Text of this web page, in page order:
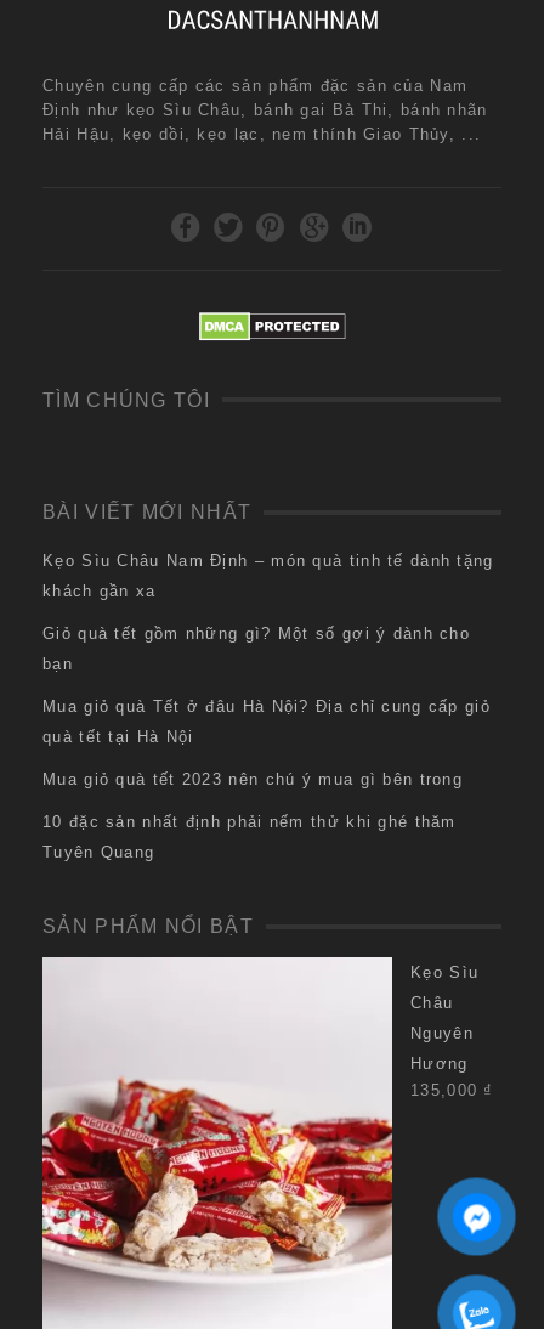
Chuyên cung cấp các sản phẩm đặc sản của Nam
Định như kẹo Sìu Châu, bánh gai Bà Thi, bánh nhãn
Hải Hậu, kẹo dồi, kẹo lạc, nem thính Giao Thủy, ...
TÌM CHÚNG TÔI
BÀI VIẾT MỚI NHẤT
Kẹo Sìu Châu Nam Định – món quà tinh tế dành tặng
khách gần xa
Giỏ quà tết gồm những gì? Một số gợi ý dành cho
bạn
Mua giỏ quà Tết ở đâu Hà Nội? Địa chỉ cung cấp giỏ
quà tết tại Hà Nội
Mua giỏ quà tết 2023 nên chú ý mua gì bên trong
10 đặc sản nhất định phải nếm thử khi ghé thăm
Tuyên Quang
SẢN PHẨM NỔI BẬT
Kẹo Sìu
Châu
Nguyên
Hương
135,000 ₫